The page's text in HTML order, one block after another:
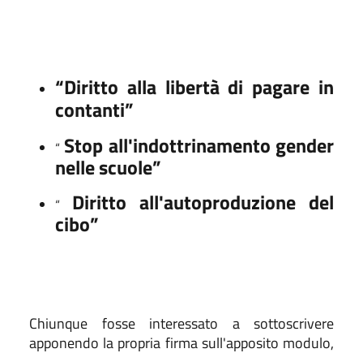
“Diritto alla libertà di pagare in
contanti”
“ Stop all'indottrinamento gender
nelle scuole”
“ Diritto all'autoproduzione del
cibo”
Chiunque fosse interessato a sottoscrivere
apponendo la propria firma sull'apposito modulo,